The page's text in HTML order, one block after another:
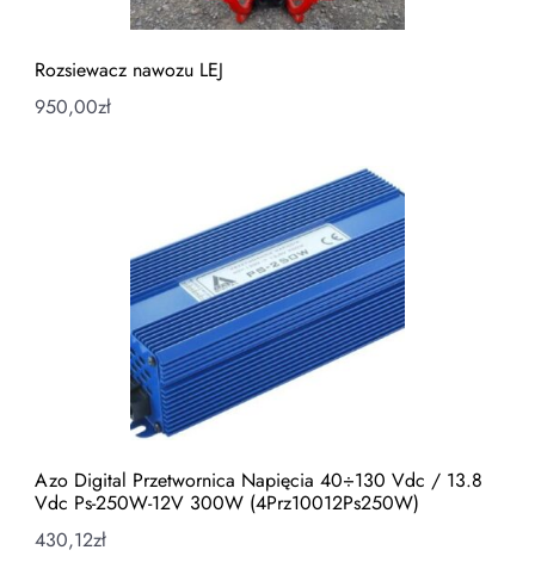
Rozsiewacz nawozu LEJ
950,00zł
Azo Digital Przetwornica Napięcia 40÷130 Vdc / 13.8
Vdc Ps-250W-12V 300W (4Prz10012Ps250W)
430,12zł